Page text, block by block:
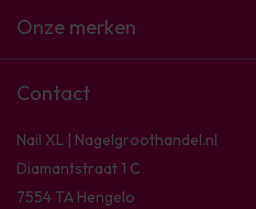
Onze merken
Contact
Nail XL | Nagelgroothandel.nl
Diamantstraat 1 C
7554 TA Hengelo